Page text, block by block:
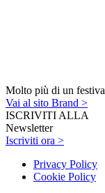
Molto più di un
Vai al sito Brand >
ISCRIVITI ALLA
Newsletter
Iscriviti ora >
Privacy Policy
Cookie Policy